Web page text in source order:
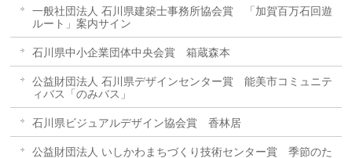
一般社団法人 石川県建築士事務所協会賞 「加賀百万石回遊
ルート」案内サイン
石川県中小企業団体中央会賞 箱蔵森本
公益財団法人 石川県デザインセンター賞 能美市コミュニテ
ィバス「のみバス」
石川県ビジュアルデザイン協会賞 香林居
公益財団法人 いしかわまちづくり技術センター賞 季節のた